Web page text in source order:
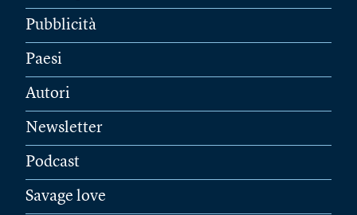
Pubblicità
Paesi
Autori
Newsletter
Podcast
Savage love